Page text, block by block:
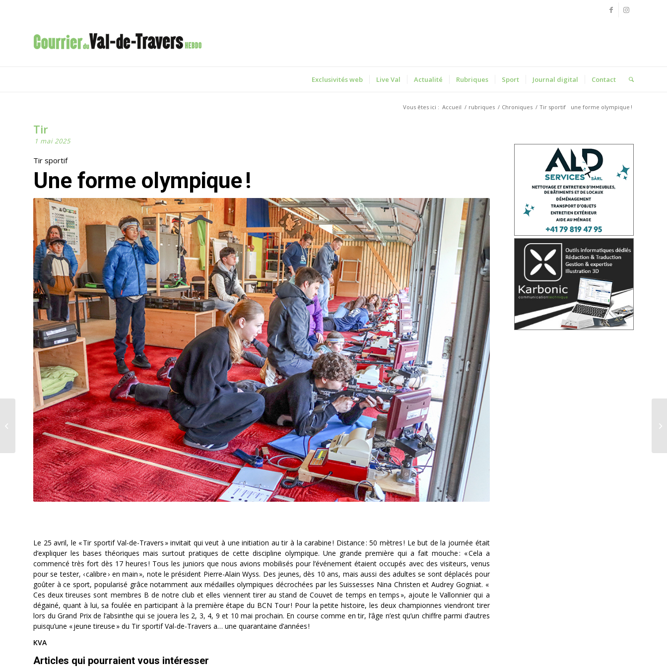
Exclusivités web Live Val Actualité Rubriques Sport Journal digital Contact
Vous êtes ici : Accueil / rubriques / Chroniques / Tir sportif une forme olympique !
Tir
1 mai 2025
Tir sportif
Une forme olympique !
Le 25 avril, le « Tir sportif Val-de-Travers » invitait qui veut à une initiation au tir à la carabine ! Distance : 50 mètres ! Le but de la journée était
d’expliquer les bases théoriques mais surtout pratiques de cette discipline olympique. Une grande première qui a fait mouche : « Cela a
commencé très fort dès 17 heures ! Tous les juniors que nous avions mobilisés pour l’événement étaient occupés avec des visiteurs, venus
pour se tester, ‹ calibre › en main », note le président Pierre-Alain Wyss. Des jeunes, dès 10 ans, mais aussi des adultes se sont déplacés pour
goûter à ce sport, popularisé grâce notamment aux médailles olympiques décrochées par les Suissesses Nina Christen et Audrey Gogniat. «
Ces deux tireuses sont membres B de notre club et elles viennent tirer au stand de Couvet de temps en temps », ajoute le Vallonnier qui a
dégainé, quant à lui, sa foulée en participant à la première étape du BCN Tour ! Pour la petite histoire, les deux championnes viendront tirer
lors du Grand Prix de l’absinthe qui se jouera les 2, 3, 4, 9 et 10 mai prochain. En course comme en tir, l’âge n’est qu’un chiffre parmi d’autres
puisqu’une « jeune tireuse » du Tir sportif Val-de-Travers a… une quarantaine d’années !
KVA
Articles qui pourraient vous intéresser
Sun-Ways ouvre une
nouvelle voie
mondiale à Buttes !